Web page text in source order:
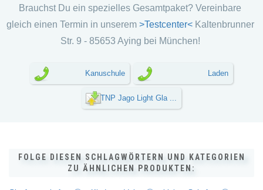
Brauchst Du ein spezielles Gesamtpaket? Vereinbare
gleich einen Termin in unserem>Testcenter< Kaltenbrunner
Str. 9 - 85653 Aying bei München!
Kanuschule Laden
TNP Jago Light Gla ...
FOLGE DIESEN SCHLAGWÖRTERN UND KATEGORIEN
ZU ÄHNLICHEN PRODUKTEN: